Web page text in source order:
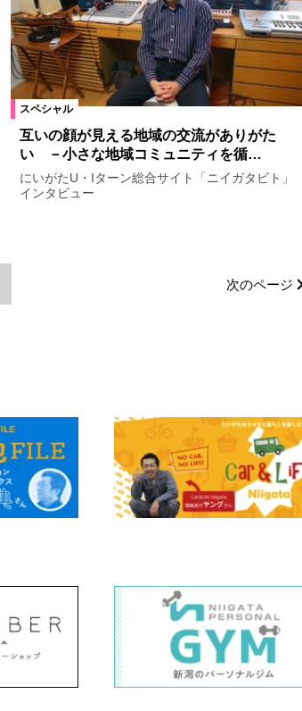
スペシャル
互いの顔が見える地域の交流がありがた
い －小さな地域コミュニティを循…
にいがたU・Iターン総合サイト「ニイガタビト」
インタビュー
次のページ